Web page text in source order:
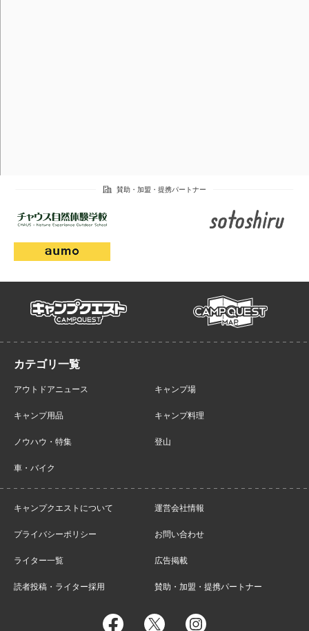
campquest campmap
アウトドアニュース キャンプ場
キャンプ用品 キャンプ料理
ノウハウ・特集 登山
車・バイク
キャンプクエストについて 運営会社情報
プライバシーポリシー お問い合わせ
ライター一覧 広告掲載
読者投稿・ライター採用 賛助・加盟・提携パートナー
facebooktwitter instagram